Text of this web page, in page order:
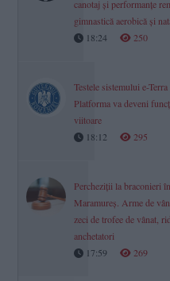
canotaj și performanțe
gimnastică aerobică și
18:24
250
Testele sistemului e-Terra
Platforma va deveni
viitoare
18:12
295
Percheziții la braconieri
Maramureș. Arme de
zeci de trofee de vânat,
anchetatori
17:59
269